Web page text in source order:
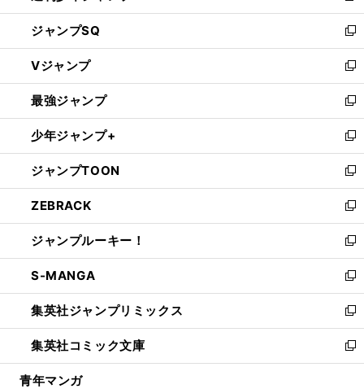
し
い
ウ
ィ
ン
ド
ウ
で
開
く
ジャンプSQ
新
し
い
ウ
ィ
ン
ド
ウ
で
開
く
Vジャンプ
新
し
い
ウ
ィ
ン
ド
ウ
で
開
く
最強ジャンプ
新
し
い
ウ
ィ
ン
ド
ウ
で
開
く
少年ジャンプ+
新
し
い
ウ
ィ
ン
ド
ウ
で
開
く
ジャンプTOON
新
し
い
ウ
ィ
ン
ド
ウ
で
開
く
ZEBRACK
新
し
い
ウ
ィ
ン
ド
ウ
で
開
ジャンプルーキー！
新
し
い
ウ
ィ
ン
ド
ウ
S-MANGA
新
し
い
ウ
ィ
ン
集英社ジャンプリミックス
新
し
い
ウ
集英社コミック文庫
新
し
青年マンガ